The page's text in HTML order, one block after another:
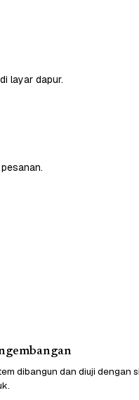
layar dapur.
dibangun dan diuji dengan